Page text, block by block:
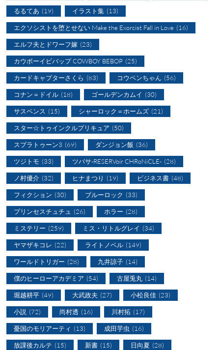
るるてあ (19) イラスト集 (13)
エクソシストを堕とせない Make the Exorcist Fall in Love (16)
エルフ夫とドワーフ嫁 (23)
カウボーイビバップ COWBOY BEBOP (25)
カードキャプターさくら (83) コウペンちゃん (56)
コナン＝ドイル (18) ゴールデンカムイ (30)
サスペンス (15) シャーロック＝ホームズ (21)
スター☆トゥインクルプリキュア (50)
スプラトゥーン3 (69) ダンジョン飯 (36)
ツジトモ (33) ツバサ-RESERVoir CHRoNiCLE- (28)
ノ村優介 (32) ヒナまつり (19) ビジネス書 (48)
フィクション (30) ブルーロック (33)
プリンセスチュチュ (26) ホラー (28)
ミステリー (259) ミス・リトルグレイ (34)
ヤマザキコレ (22) ライトノベル (149)
ワールドトリガー (28) 九井諒子 (14)
僕のヒーローアカデミア (54) 古屋兎丸 (14)
堀越耕平 (49) 大武政夫 (27) 小松良佳 (23)
小説 (72) 尚村透 (16) 川村拓 (17)
憂国のモリアーティ (13) 成田芋虫 (16)
放課後カルテ (15) 新書 (15) 日向夏 (28)